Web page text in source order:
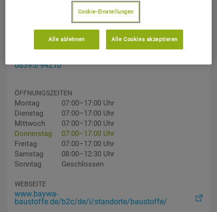
Walterstraße 2, 88459, Tannheim, Baden-Württemberg
Wegbeschreibung
08395/94210
ÖFFNUNGSZEITEN
Montag
07:00–17:00 Uhr
Dienstag
07:00–17:00 Uhr
Mittwoch
07:00–17:00 Uhr
Donnerstag
07:00–17:00 Uhr
Freitag
07:00–17:00 Uhr
Samstag
08:00–12:30 Uhr
Sonntag
Geschlossen
WEBSEITE
www.baywa-
baustoffe.de/b2c/de/i/standorte/baustoffe/
Cookie-Einstellungen
Alle ablehnen Alle Cookies akzeptieren